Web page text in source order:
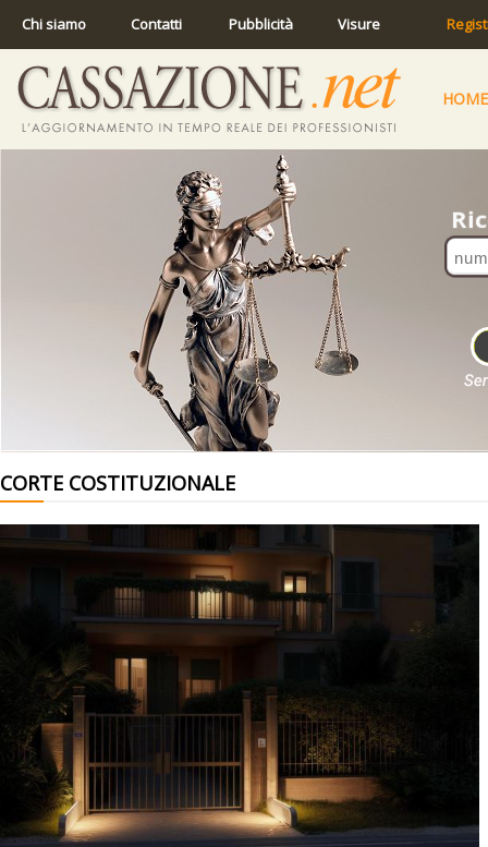
Chi siamo Contatti Pubblicità Visure
HOME
CORTE COSTITUZIONALE